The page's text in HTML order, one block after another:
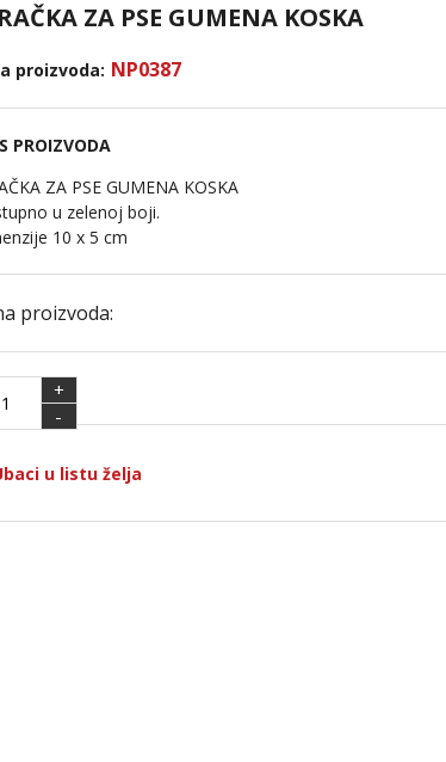
ZA PSE GUMENA KOSKA
proizvoda: NP0387
PROIZVODA
ZA PSE GUMENA KOSKA
u zelenoj boji.
10 x 5 cm
proizvoda:
+
-
u listu želja